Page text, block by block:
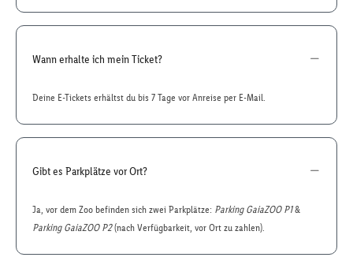
Wann erhalte ich mein Ticket?
Deine E-Tickets erhältst du bis 7 Tage vor Anreise per E-Mail.
Gibt es Parkplätze vor Ort?
Ja, vor dem Zoo befinden sich zwei Parkplätze: Parking GaiaZOO P1&
Parking GaiaZOO P2(nach Verfügbarkeit, vor Ort zu zahlen).